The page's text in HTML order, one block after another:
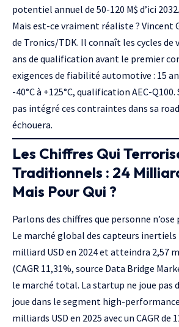
potentiel annuel de 50-120 M$ d’ici 2032.
Mais est-ce vraiment réaliste ? Vincent
de Tronics/TDK. Il connaît les cycles de
ans de qualification avant le premier
exigences de fiabilité automotive : 15
-40°C à +125°C, qualification AEC-Q100.
pas intégré ces contraintes dans sa
échouera.
Les Chiffres Qui
Traditionnels : 24
Mais Pour Qui ?
Parlons des chiffres que personne n’ose
Le marché global des capteurs inertiels
milliard USD en 2024 et atteindra 2,57
(CAGR 11,31%, source Data Bridge
le marché total. La startup ne joue pas
joue dans le segment high-performance
milliards USD en 2025 avec un CAGR de